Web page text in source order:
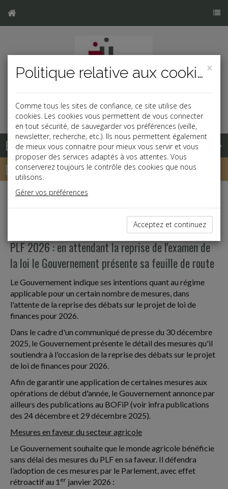
Base documentaire
Dépêches
j
Fiscal,Patrimoine
PLF 2026 : en attendant la reprise de l'examen de
la loi le Gouvernement présente sa feuille de route
Le Gouvernement indique ses intentions quant au régime
applicable pour un certain nombre de mesures, dans
l'attente de la reprise des débats sur le projet de loi de
finances pour 2026.
Dans le cadre d'un communiqué de presse du 30 décembre
2025, le Gouvernement présente le détail des mesures qu'il
soutiendra à l'occasion de la reprise des débats sur le projet
de loi de finances pour 2026.
Afin de garantir une application de certaines mesures aux
opérations de début d'année, le Gouvernement annonce par
ailleurs des publications au BOFiP (voir infra publications
des 24 décembre et 29 décembre 2025).
Mesures en faveur du secteur agricole
Le Gouvernement souhaite que le monde agricole bénéficie
sans délai des mesures du PLF en sa faveur. Il défendra
l’adoption de ces mesures par le Parlement, avec effet
rétroactif au 1 er janvier 2026 :
×
Politique relative aux cookies
Comme tous les sites de confiance, ce site utilise des
cookies. Les cookies vous permettent de vous connecter
en tout sécurité, de sauvegarder vos préférences (veille,
newsletter, recherche, etc.). Ils nous permettent également
de mieux vous connaitre pour mieux vous servir et vous
proposer des services adaptés à vos attentes. Vous
conserverez toujours le contrôle des cookies que nous
utilisons.
Gérer vos préférences
Acceptez et continuez